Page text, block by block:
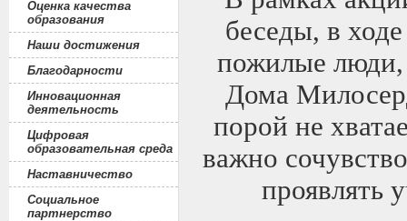
Оценка качества
образования
Наши достижения
Благодарности
Инновационная
деятельность
Цифровая
образовательная среда
Наставничество
Социальное
партнерство
беседы, в
пожилые люди,
Дома
порой не
важно
проявлять